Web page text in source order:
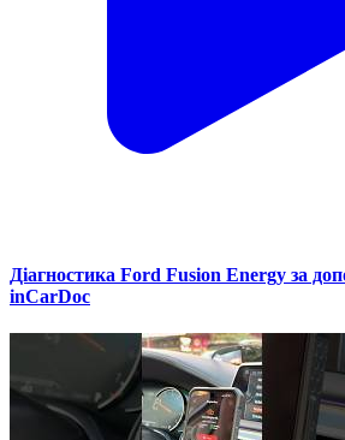
Діагностика Ford Fusion Energy за
inCarDoc